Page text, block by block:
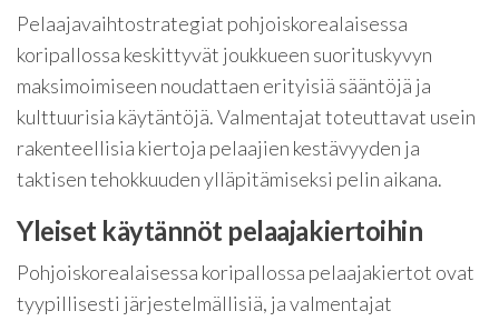
Pelaajavaihtostrategiat pohjoiskorealaisessa
koripallossa keskittyvät joukkueen suorituskyvyn
maksimoimiseen noudattaen erityisiä sääntöjä ja
kulttuurisia käytäntöjä. Valmentajat toteuttavat usein
rakenteellisia kiertoja pelaajien kestävyyden ja
taktisen tehokkuuden ylläpitämiseksi pelin aikana.
Yleiset käytännöt pelaajakiertoihin
Pohjoiskorealaisessa koripallossa pelaajakiertot ovat
tyypillisesti järjestelmällisiä, ja valmentajat